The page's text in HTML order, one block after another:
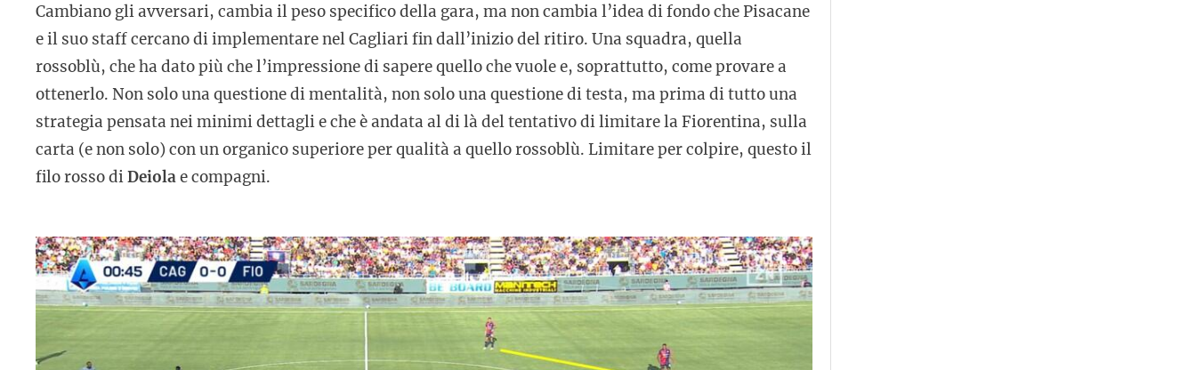
Cambiano gli avversari, cambia il peso specifico della gara, ma non cambia l’idea di fondo che Pisacane
e il suo staff cercano di implementare nel Cagliari fin dall’inizio del ritiro. Una squadra, quella
rossoblù, che ha dato più che l’impressione di sapere quello che vuole e, soprattutto, come provare a
ottenerlo. Non solo una questione di mentalità, non solo una questione di testa, ma prima di tutto una
strategia pensata nei minimi dettagli e che è andata al di là del tentativo di limitare la Fiorentina, sulla
carta (e non solo) con un organico superiore per qualità a quello rossoblù. Limitare per colpire, questo il
filo rosso diDeiolae compagni.